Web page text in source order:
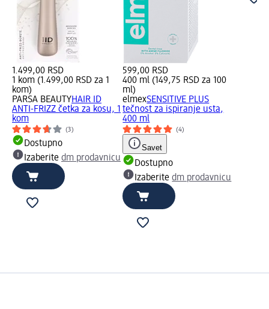
1.499,00 RSD
1 kom (1.499,00 RSD za 1
kom)
PARSA BEAUTYHAIR ID
ANTI-FRIZZ četka za kosu, 1
kom
(3)
Dostupno
Izaberite dm prodavnicu
599,00 RSD
400 ml (149,75 RSD za 100
ml)
elmexSENSITIVE PLUS
tečnost za ispiranje usta,
400 ml
(4)
Savet
Dostupno
Izaberitedm prodavnicu